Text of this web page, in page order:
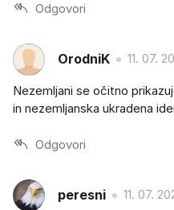
Odgovori
OrodniK 11. 07.
Nezemljani se očitno
in nezemljanska ukradena
Odgovori
peresni 11. 07.